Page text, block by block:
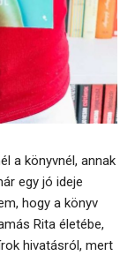
a könyvnél, annak
egy jó ideje
hogy a könyv
Rita életébe,
hivatásról, mert